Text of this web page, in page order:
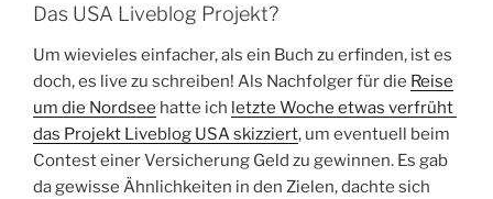
Das USA Liveblog Projekt?
Um wievieles einfacher, als ein Buch zu erfinden, ist es
doch, es live zu schreiben! Als Nachfolger für die Reise
um die Nordsee hatte ich letzte Woche etwas verfrüht
das Projekt Liveblog USA skizziert, um eventuell beim
Contest einer Versicherung Geld zu gewinnen. Es gab
da gewisse Ähnlichkeiten in den Zielen, dachte sich